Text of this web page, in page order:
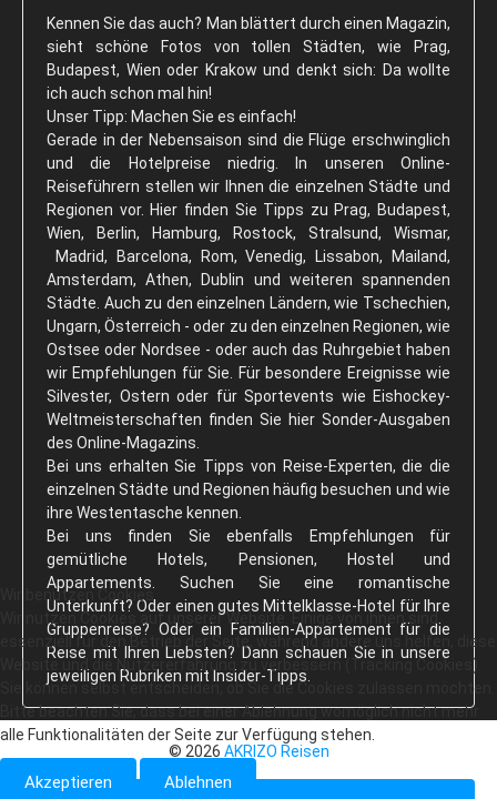
Kennen Sie das auch? Man blättert durch einen Magazin,
sieht schöne Fotos von tollen Städten, wie Prag,
Budapest, Wien oder Krakow und denkt sich: Da wollte
ich auch schon mal hin!
Unser Tipp: Machen Sie es einfach!
Gerade in der Nebensaison sind die Flüge erschwinglich
und die Hotelpreise niedrig. In unseren Online-
Reiseführern stellen wir Ihnen die einzelnen Städte und
Regionen vor. Hier finden Sie Tipps zu Prag, Budapest,
Wien, Berlin, Hamburg, Rostock, Stralsund, Wismar,
Madrid, Barcelona, Rom, Venedig, Lissabon, Mailand,
Amsterdam, Athen, Dublin und weiteren spannenden
Städte. Auch zu den einzelnen Ländern, wie Tschechien,
Ungarn, Österreich - oder zu den einzelnen Regionen, wie
Ostsee oder Nordsee - oder auch das Ruhrgebiet haben
wir Empfehlungen für Sie. Für besondere Ereignisse wie
Silvester, Ostern oder für Sportevents wie Eishockey-
Weltmeisterschaften finden Sie hier Sonder-Ausgaben
des Online-Magazins.
Bei uns erhalten Sie Tipps von Reise-Experten, die die
einzelnen Städte und Regionen häufig besuchen und wie
ihre Westentasche kennen.
Bei uns finden Sie ebenfalls Empfehlungen für
gemütliche Hotels, Pensionen, Hostel und
Appartements. Suchen Sie eine romantische
Unterkunft? Oder einen gutes Mittelklasse-Hotel für Ihre
Gruppenreise? Oder ein Familien-Appartement für die
Reise mit Ihren Liebsten? Dann schauen Sie in unsere
jeweiligen Rubriken mit Insider-Tipps.
© 2026 AKRIZO Reisen
Wir benutzen Cookies
Wir nutzen Cookies auf unserer Website. Einige von ihnen sind
essenziell für den Betrieb der Seite, während andere uns helfen, diese
Website und die Nutzererfahrung zu verbessern (Tracking Cookies).
Sie können selbst entscheiden, ob Sie die Cookies zulassen möchten.
Bitte beachten Sie, dass bei einer Ablehnung womöglich nicht mehr
alle Funktionalitäten der Seite zur Verfügung stehen.
Akzeptieren Ablehnen